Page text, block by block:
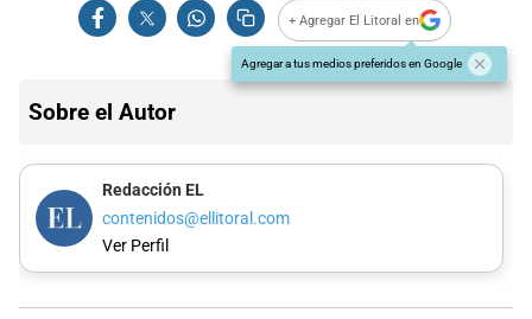
+ Agregar El Litoral en
Agregar a tus medios preferidos en Google
Sobre el Autor
Redacción EL
contenidos@ellitoral.com
Ver Perfil